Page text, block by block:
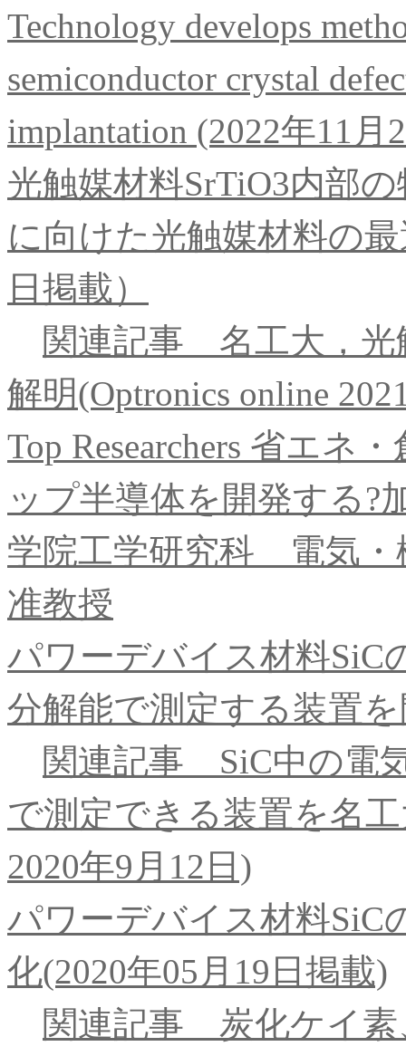
Technology develops
semiconductor crystal
implantation (2022年11月
光触媒材料SrTiO3内部
に向けた光触媒材料の
日掲載）
関連記事 名工大，光
解明(Optronics online
Top Researchers 省エネ
ップ半導体を開発する?
学院工学研究科 電気
准教授
パワーデバイス材料SiC
分解能で測定する装置
関連記事 SiC中の電
で測定できる装置を名
2020年9月12日)
パワーデバイス材料SiC
化(2020年05月19日掲載)
関連記事 炭化ケイ